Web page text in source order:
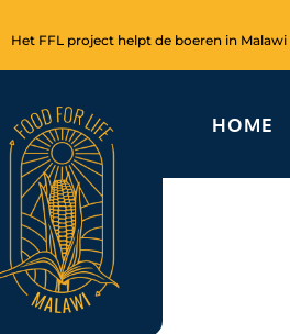
naar
Het FFL project helpt de boeren in
HOME